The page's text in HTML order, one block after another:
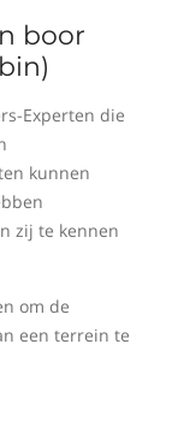
boor
Experten die
kunnen
zij te kennen
om de
een terrein te